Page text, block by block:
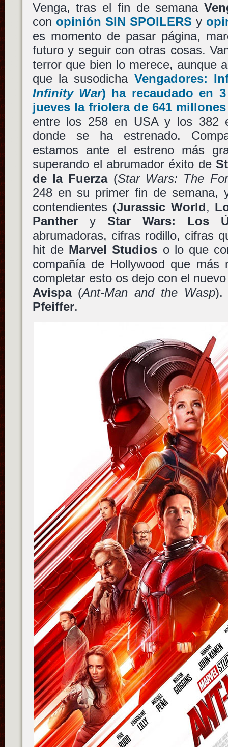
Venga, tras el fin de semana
con opinión SIN SPOILERS y
es momento de pasar página,
futuro y seguir con otras cosas.
terror que bien lo merece, aunque
que la susodicha Vengadores:
Infinity War) ha recaudado en
jueves la friolera de 641
entre los 258 en USA y los 382
donde se ha estrenado.
estamos ante el estreno más
superando el abrumador éxito de
de la Fuerza(Star Wars: The
248 en su primer fin de semana,
contendientes (Jurassic World,
Panthery Star Wars: Los
abrumadoras, cifras rodillo, cifras
hit de Marvel Studios o lo que
compañía de Hollywood que más
completar esto os dejo con el
Avispa(Ant-Man and the Wasp).
Pfeiffer.